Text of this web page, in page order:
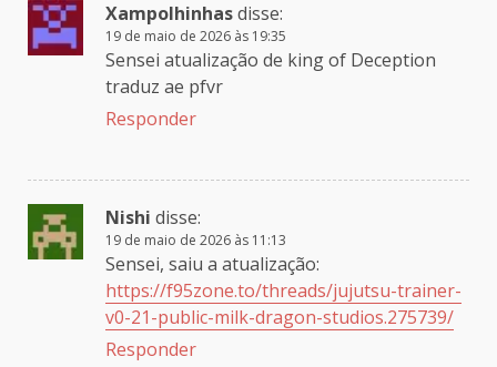
Xampolhinhasdisse:
19 de maio de 2026 às 19:35
Sensei atualização de king of Deception
traduz ae pfvr
Responder
Nishi disse:
19 de maio de 2026 às 11:13
Sensei, saiu a atualização:
https://f95zone.to/threads/jujutsu-trainer-
v0-21-public-milk-dragon-studios.275739/
Responder